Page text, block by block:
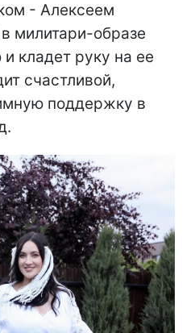
- Алексеем
милитари-образе
кладет руку на ее
счастливой,
поддержку в